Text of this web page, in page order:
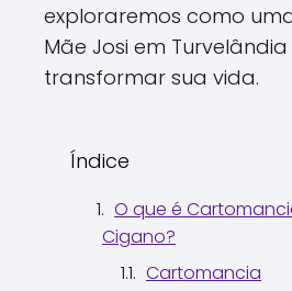
exploraremos como
Mãe Josi em
transformar sua vida.
Índice
O que é
Cigano?
Cartomancia